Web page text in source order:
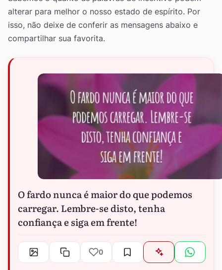
alterar para melhor o nosso estado de espírito. Por
isso, não deixe de conferir as mensagens abaixo e
compartilhar sua favorita.
O fardo nunca é maior do que podemos
carregar. Lembre-se disto, tenha
confiança e siga em frente!
0